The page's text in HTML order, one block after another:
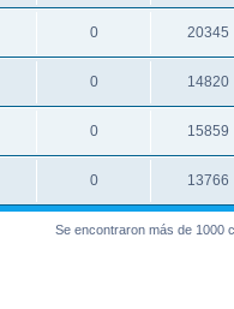
0 20345
0 14820
0 15859
0 13766
Se encontraron más de 1000